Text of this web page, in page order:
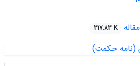
317.83 K